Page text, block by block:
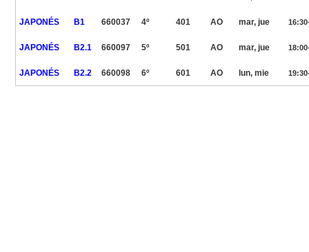
JAPONÉS B1 660037 4º 401 AO mar, jue
JAPONÉS B2.1 660097 5º 501 AO mar, jue
JAPONÉS B2.2 660098 6º 601 AO lun, mie